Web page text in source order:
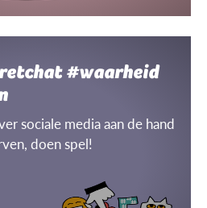
#waarheid
sociale media aan de hand
doen spel!